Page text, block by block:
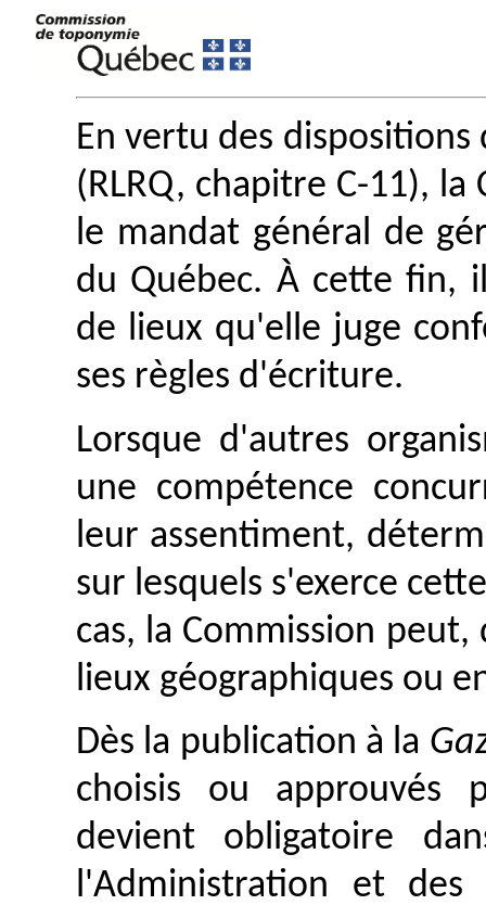
En vertu des dispositions
(RLRQ, chapitre C-11),
le mandat général de
du Québec. À cette fin,
de lieux qu'elle juge
ses règles d'écriture.
Lorsque d'autres
une compétence
leur assentiment,
sur lesquels s'exerce
cas, la Commission
lieux géographiques ou
Dès la publication à la
choisis ou approuvés
devient obligatoire
l'Administration et des